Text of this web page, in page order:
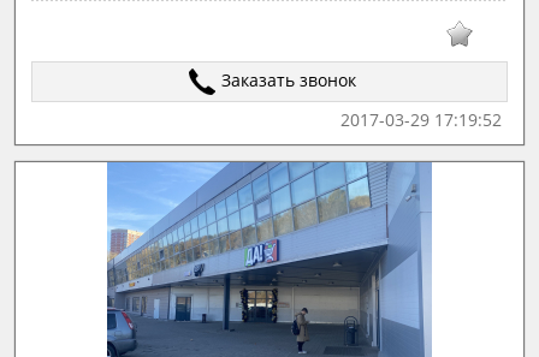
Заказать звонок
2017-03-29 17:19:52